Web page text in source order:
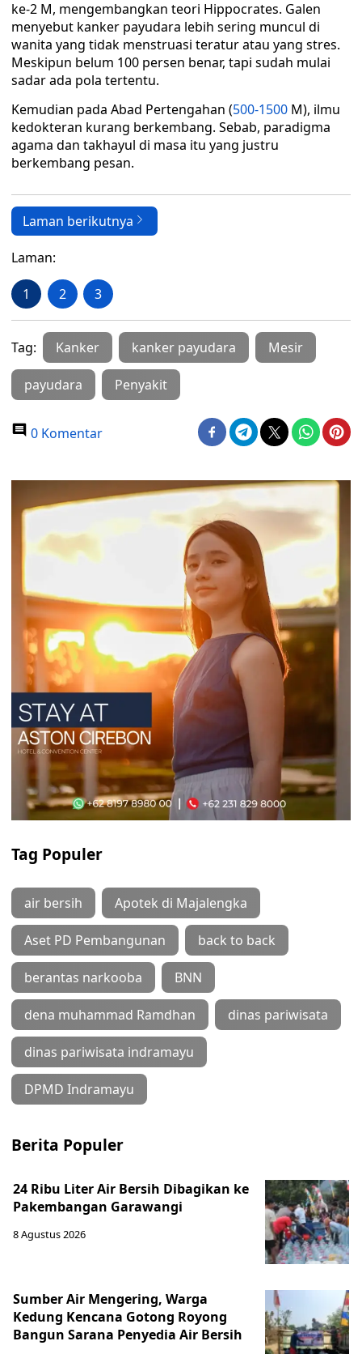
ke-2 M, mengembangkan teori Hippocrates. Galen
menyebut kanker payudara lebih sering muncul di
wanita yang tidak menstruasi teratur atau yang stres.
Meskipun belum 100 persen benar, tapi sudah mulai
sadar ada pola tertentu.
Kemudian pada Abad Pertengahan (500-1500 M), ilmu
kedokteran kurang berkembang. Sebab, paradigma
agama dan takhayul di masa itu yang justru
berkembang pesan.
Laman berikutnya
Laman:
1 2 3
Tag: Kanker kanker payudara Mesir
payudara Penyakit
0 Komentar
Tag Populer
air bersih Apotek di Majalengka
Aset PD Pembangunan back to back
berantas narkooba BNN
dena muhammad Ramdhan dinas pariwisata
dinas pariwisata indramayu
DPMD Indramayu
Berita Populer
24 Ribu Liter Air Bersih Dibagikan ke
Pakembangan Garawangi
8 Agustus 2026
Sumber Air Mengering, Warga
Kedung Kencana Gotong Royong
Bangun Sarana Penyedia Air Bersih